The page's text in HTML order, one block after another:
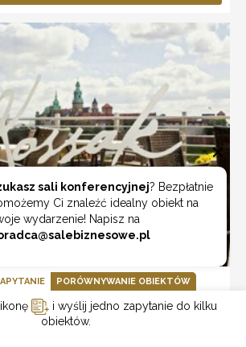
sali konferencyjnej? Bezpłatnie
Ci znaleźć idealny obiekt na
wydarzenie! Napisz na
PORÓWNYWANIE OBIEKTÓW
i wyślij jedno zapytanie do kilku
obiektów.